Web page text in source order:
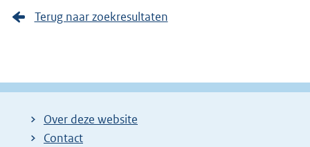
Terug naar zoekresultaten
Over deze website
Contact